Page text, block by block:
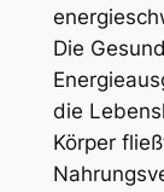
Die
die
Körper